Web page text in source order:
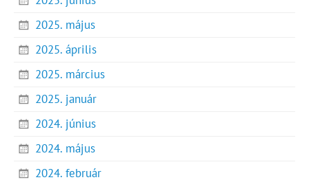
2025. május
2025. április
2025. március
2025. január
2024. június
2024. május
2024. február